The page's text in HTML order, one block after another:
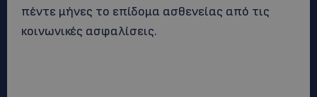
πέντε μήνες το επίδομα ασθενείας από τις
κοινωνικές ασφαλίσεις.